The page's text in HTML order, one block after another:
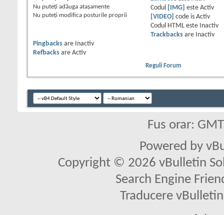
Nu puteţi adăuga ataşamente
Nu puteţi modifica posturile proprii
Codul
[IMG] este Activ
[VIDEO]
code is Activ
Codul HTML este
Inactiv
Trackbacksare
Inactiv
Pingbacks are
Inactiv
Refbacks are Activ
Reguli Forum
Fus orar:
Powered by
Copyright © 2026 vBulletin
Search Engine
Traducere